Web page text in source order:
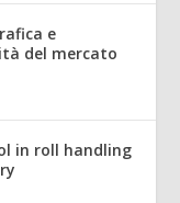
e
del mercato
in roll handling